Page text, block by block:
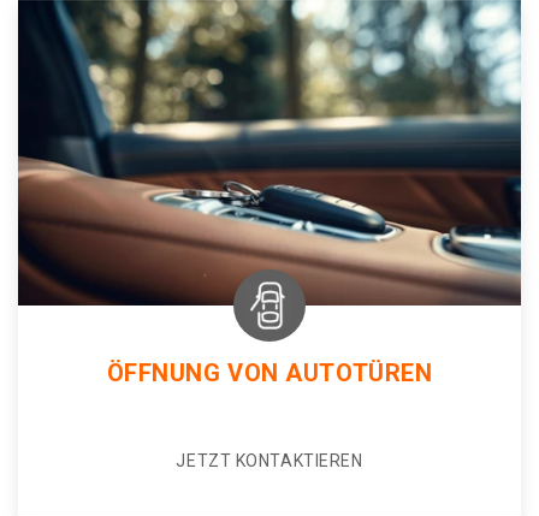
ÖFFNUNG VON AUTOTÜREN
JETZT KONTAKTIEREN